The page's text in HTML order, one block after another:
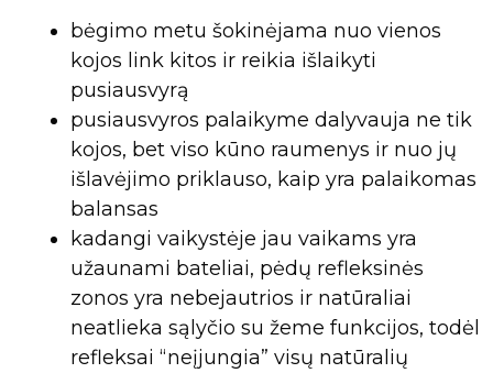
bėgimo metu šokinėjama nuo vienos
kojos link kitos ir reikia išlaikyti
pusiausvyrą
pusiausvyros palaikyme dalyvauja ne tik
kojos, bet viso kūno raumenys ir nuo jų
išlavėjimo priklauso, kaip yra palaikomas
balansas
kadangi vaikystėje jau vaikams yra
užaunami bateliai, pėdų refleksinės
zonos yra nebejautrios ir natūraliai
neatlieka sąlyčio su žeme funkcijos, todėl
refleksai “neįjungia” visų natūralių